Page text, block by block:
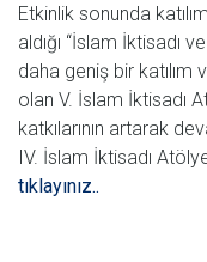
Etkinlik sonunda
aldığı “İslam İktisadı
daha geniş bir
olan V. İslam İktisadı
katkılarının artarak
IV. İslam İktisadı
tıklayınız..